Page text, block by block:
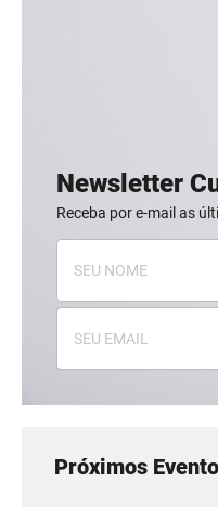
Newsletter
Receba por e-mail as
Próximos